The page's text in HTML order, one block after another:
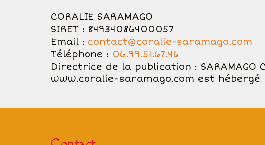
CORALIE SARAMAGO
SIRET : 84934086400057
Email : contact@coralie-saramago.com
Téléphone : 06.99.51.67.46
Directrice de la publication : SARAMAGO
www.coralie-saramago.com est hébergé